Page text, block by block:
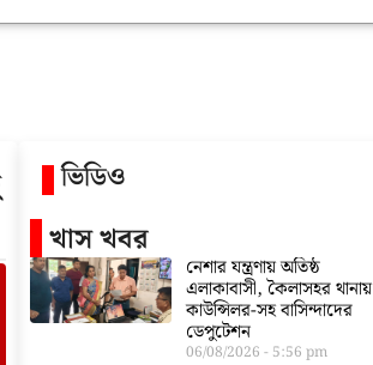
ভিডিও
খাস খবর
নেশার যন্ত্রণায় অতিষ্ঠ
এলাকাবাসী, কৈলাসহর থানায়
কাউন্সিলর-সহ বাসিন্দাদের
ডেপুটেশন
06/08/2026 5:56 pm